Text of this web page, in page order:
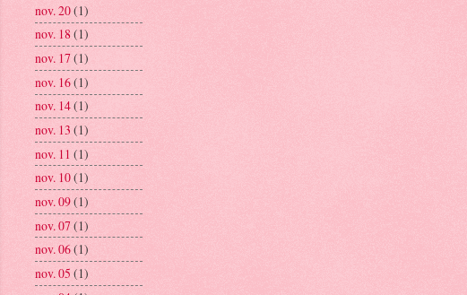
nov. 20(1)
nov. 18(1)
nov. 17(1)
nov. 16(1)
nov. 14(1)
nov. 13 (1)
nov. 11 (1)
nov. 10(1)
nov. 09(1)
nov. 07(1)
nov. 06(1)
nov. 05 (1)